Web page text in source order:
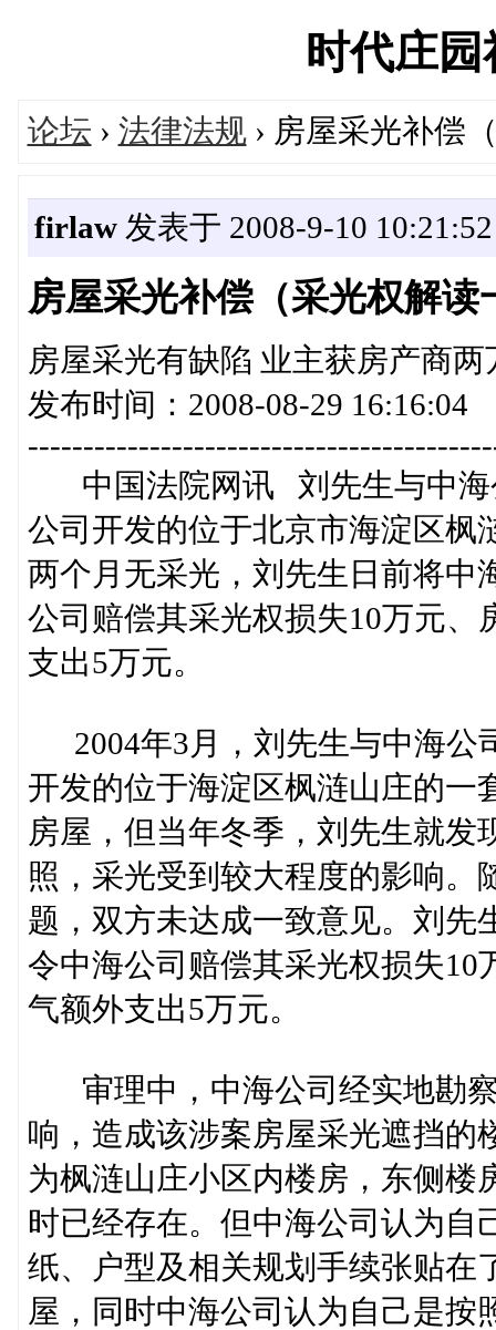
时代庄
论坛 › 法律法规› 房屋采光补偿
firlaw发表于 2008-9-10 10:21:52
房屋采光补偿（采光权解读
房屋采光有缺陷 业主获房产商两
发布时间：2008-08-29 16:16:04
中国法院网讯 刘先生与中海
公司开发的位于北京市海淀区枫
两个月无采光，刘先生日前将中
公司赔偿其采光权损失10万元
支出5万元。
2004年3月，刘先生与中海公
开发的位于海淀区枫涟山庄的一
房屋，但当年冬季，刘先生就
照，采光受到较大程度的影响。
题，双方未达成一致意见。刘先
令中海公司赔偿其采光权损失
气额外支出5万元。
审理中，中海公司经实地勘察
响，造成该涉案房屋采光遮挡的
为枫涟山庄小区内楼房，东侧楼
时已经存在。但中海公司认为自
纸、户型及相关规划手续张贴在
屋，同时中海公司认为自己是按